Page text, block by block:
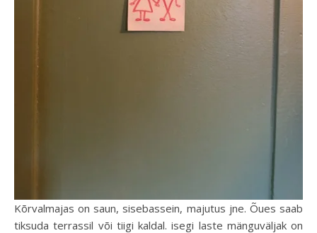
Kõrvalmajas on saun, sisebassein, majutus jne. Õues saab
tiksuda terrassil või tiigi kaldal. isegi laste mänguväljak on